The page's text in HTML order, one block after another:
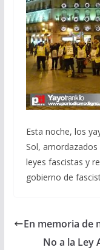
Esta noche, los
Sol,
leyes fascistas y
gobierno de
En memoria de
No a la Ley